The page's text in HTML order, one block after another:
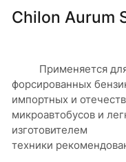
Chilon Aurum
Применяется для
форсированных
импортных и
микроавтобусов и
изготовителем
техники